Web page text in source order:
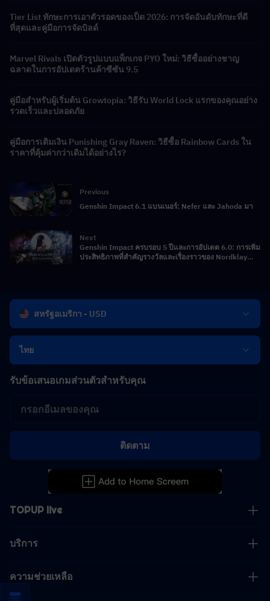
Tier List ทักษะการเอาตัวรอดของเป็ด 2026: การจัดอันดับทักษะที่ดี
ที่สุดและคู่มือการจัดบิลด์
Marvel Rivals เปิดตัวรูปแบบแพ็กเกจ PYO ใหม่: วิธีซื้ออย่างชาญ
ฉลาดในการอัปเดตร้านค้าซีซัน 9.5
คู่มือสำหรับผู้เริ่มต้น Growtopia: วิธีรับ World Lock แรกของคุณอย่าง
รวดเร็วและปลอดภัย
คู่มือการเติมเงิน Punishing Gray Raven: วิธีซื้อ Rainbow Cards ใน
ราคาที่คุ้มค่ากว่าเดิมได้อย่างไร?
Previous
Genshin Impact 6.1 แบนเนอร์: Nefer และ Jahoda มา
Next
Genshin Impact ครบรอบ 5 ปีและการอัปเดต 6.0: การเพิ่ม
ประสิทธิภาพที่สำคัญรางวัลและเรื่องราวของ Nordklay
สหรัฐอเมริกา - USD
ไทย
TOPUP live
บริการ
ความช่วยเหลือ
รับข้อเสนอเกมส่วนตัวสำหรับคุณ
ติดตาม